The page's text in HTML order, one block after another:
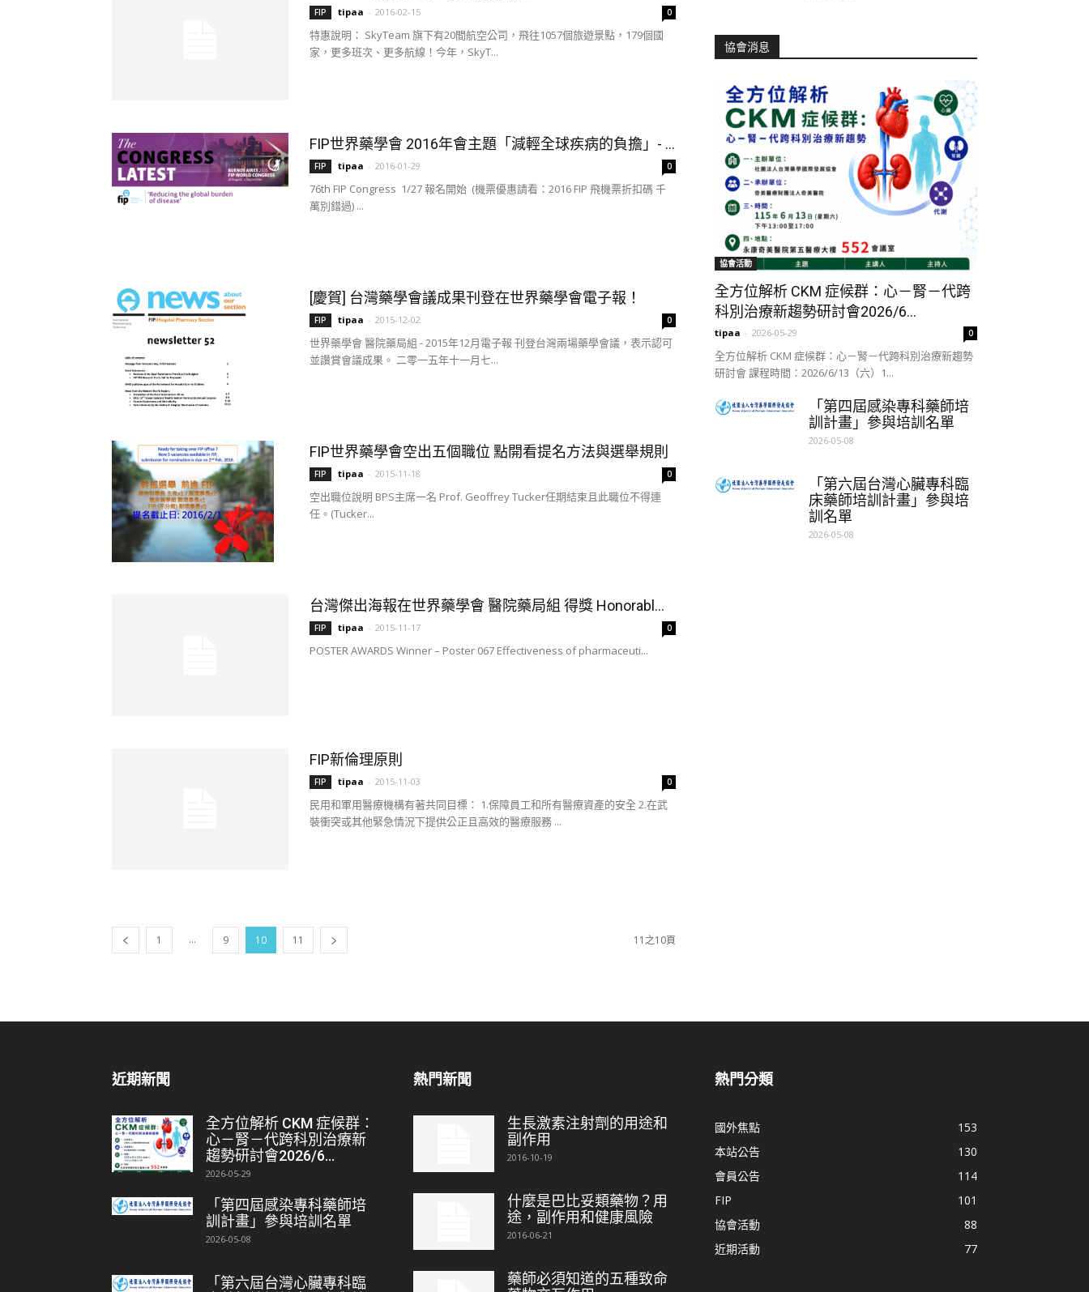
FIP tipaa - 2016-02-15 0
特惠說明： SkyTeam 旗下有20間航空公司，飛往1057個旅遊景點，179個國
家，更多班次、更多航線！今年，SkyT...
FIP世界藥學會 2016年會主題「減輕全球疾病的負擔」- ...
FIP tipaa - 2016-01-29 0
76th FIP Congress 1/27 報名開始 (機票優惠請看：2016 FIP 飛機票折扣碼 千
萬別錯過) ...
[慶賀] 台灣藥學會議成果刊登在世界藥學會電子報！
FIP tipaa - 2015-12-02 0
世界藥學會 醫院藥局組 - 2015年12月電子報 刊登台灣兩場藥學會議，表示認可
並讚賞會議成果。 二零一五年十一月七...
FIP世界藥學會空出五個職位 點開看提名方法與選舉規則
FIP tipaa - 2015-11-18 0
空出職位說明 BPS主席一名 Prof. Geoffrey Tucker任期結束且此職位不得連
任。(Tucker...
台灣傑出海報在世界藥學會 醫院藥局組 得獎 Honorabl...
FIP tipaa - 2015-11-17 0
POSTER AWARDS Winner – Poster 067 Effectiveness of pharmaceuti...
FIP新倫理原則
FIP tipaa - 2015-11-03 0
民用和軍用醫療機構有著共同目標： 1.保障員工和所有醫療資產的安全 2.在武
裝衝突或其他緊急情況下提供公正且高效的醫療服務 ...
1 ... 9 10 11 11之10頁
協會消息
協會活動
全方位解析 CKM 症候群：心－腎－代跨
科別治療新趨勢研討會2026/6...
tipaa - 2026-05-29 0
全方位解析 CKM 症候群：心－腎－代跨科別治療新趨勢
研討會 課程時間：2026/6/13（六）1...
「第四屆感染專科藥師培
訓計畫」參與培訓名單
2026-05-08
「第六屆台灣心臟專科臨
床藥師培訓計畫」參與培
訓名單
2026-05-08
近期新聞
全方位解析 CKM 症候群：
心－腎－代跨科別治療新
趨勢研討會2026/6...
2026-05-29
「第四屆感染專科藥師培
訓計畫」參與培訓名單
2026-05-08
「第六屆台灣心臟專科臨
熱門新聞
生長激素注射劑的用途和
副作用
2016-10-19
什麼是巴比妥類藥物？用
途，副作用和健康風險
2016-06-21
藥師必須知道的五種致命
熱門分類
國外焦點
153
本站公告
130
會員公告
114
FIP
101
協會活動
88
近期活動
77